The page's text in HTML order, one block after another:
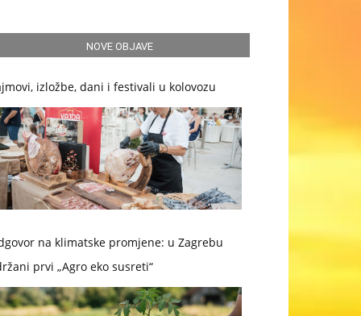
NOVE OBJAVE
izložbe, dani i festivali u kolovozu
na klimatske promjene: u Zagrebu
prvi „Agro eko susreti“